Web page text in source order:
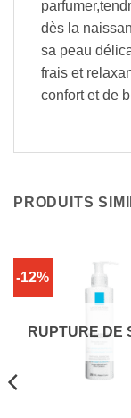
dès la
sa peau
frais et
confort et de
PRODUITS
-12%
RUPTURE DE